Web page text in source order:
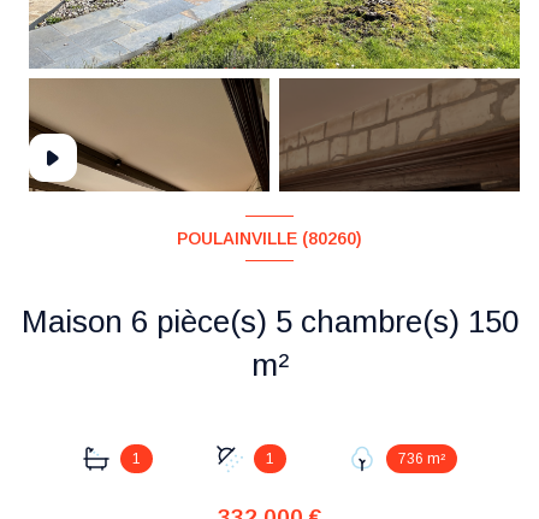
POULAINVILLE (80260)
Maison 6 pièce(s) 5 chambre(s) 150
m²
1 1 736 m²